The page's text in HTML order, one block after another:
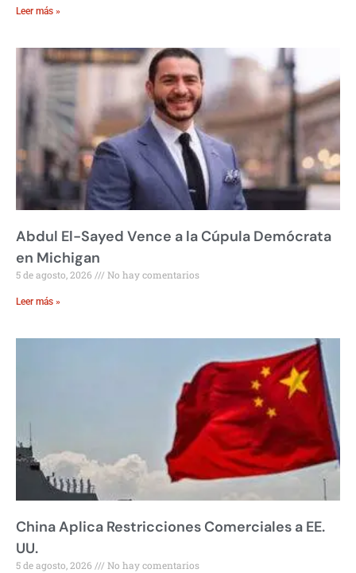
Leer más »
Abdul El-Sayed Vence a la Cúpula Demócrata
en Michigan
5 de agosto, 2026 No hay comentarios
Leer más »
China Aplica Restricciones Comerciales a EE.
UU.
5 de agosto, 2026 No hay comentarios